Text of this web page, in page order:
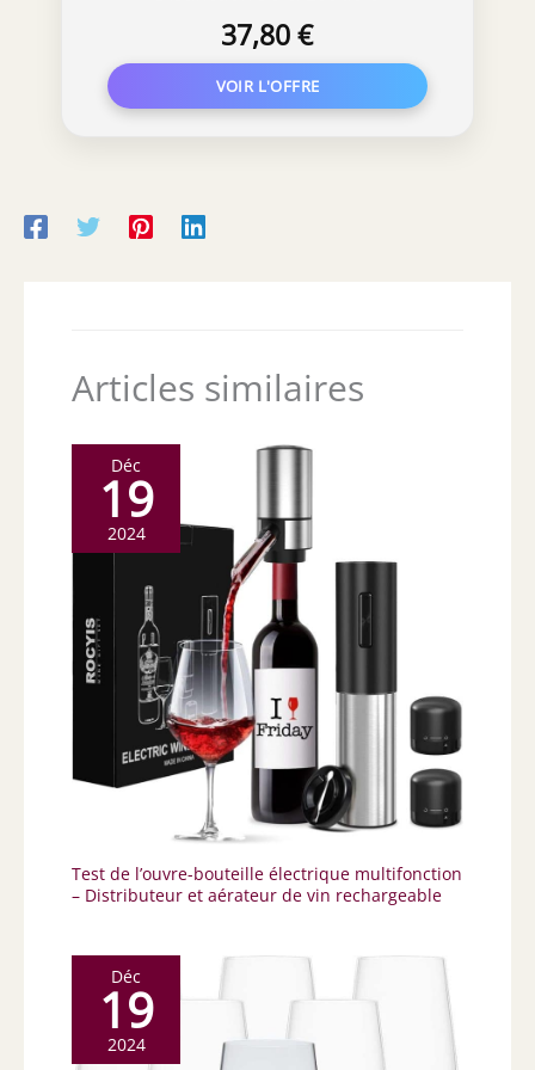
37,80 €
Articles similaires
Déc
19
2024
Test de l’ouvre-bouteille électrique multifonction
– Distributeur et aérateur de vin rechargeable
Déc
19
2024